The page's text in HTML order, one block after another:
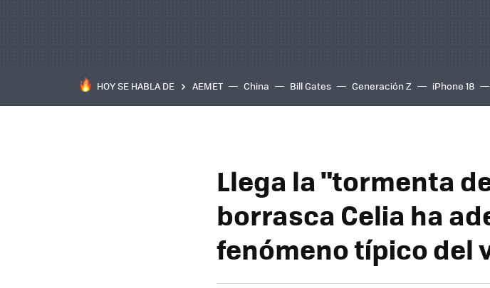
HOY SE HABLA DE AEMET China Bill Gates Generación Z iPhone 18
Llega la "tormenta
borrasca Celia ha
fenómeno típico del